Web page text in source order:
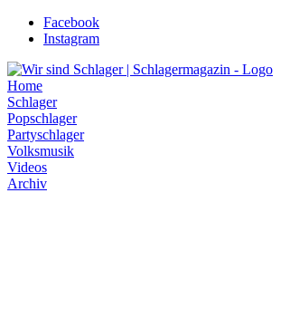
Zum
Inhalt
Facebook
Instagram
Home
Schlager
Popschlager
Partyschlager
Volksmusik
Videos
Archiv